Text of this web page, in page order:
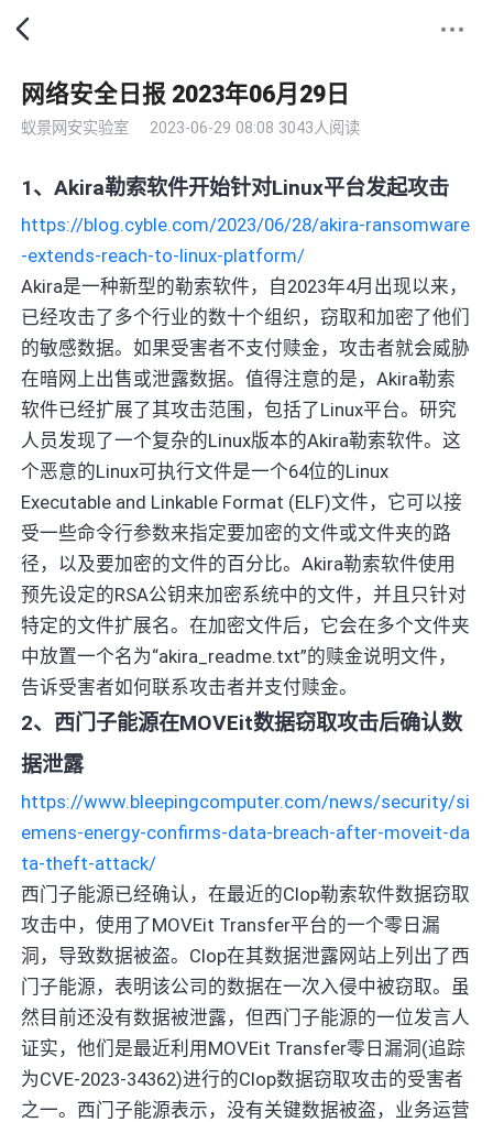
网络安全日报 2023年06月29日
蚁景网安实验室 2023-06-29 08:08 3043人阅读
1、Akira勒索软件开始针对Linux平台发起攻击
https://blog.cyble.com/2023/06/28/akira-ransomware
-extends-reach-to-linux-platform/
Akira是一种新型的勒索软件，自2023年4月出现以来，
已经攻击了多个行业的数十个组织，窃取和加密了他们
的敏感数据。如果受害者不支付赎金，攻击者就会威胁
在暗网上出售或泄露数据。值得注意的是，Akira勒索
软件已经扩展了其攻击范围，包括了Linux平台。研究
人员发现了一个复杂的Linux版本的Akira勒索软件。这
个恶意的Linux可执行文件是一个64位的Linux
Executable and Linkable Format (ELF)文件，它可以接
受一些命令行参数来指定要加密的文件或文件夹的路
径，以及要加密的文件的百分比。Akira勒索软件使用
预先设定的RSA公钥来加密系统中的文件，并且只针对
特定的文件扩展名。在加密文件后，它会在多个文件夹
中放置一个名为“akira_readme.txt”的赎金说明文件，
告诉受害者如何联系攻击者并支付赎金。
2、西门子能源在MOVEit数据窃取攻击后确认数
据泄露
https://www.bleepingcomputer.com/news/security/si
emens-energy-confirms-data-breach-after-moveit-da
ta-theft-attack/
西门子能源已经确认，在最近的Clop勒索软件数据窃取
攻击中，使用了MOVEit Transfer平台的一个零日漏
洞，导致数据被盗。Clop在其数据泄露网站上列出了西
门子能源，表明该公司的数据在一次入侵中被窃取。虽
然目前还没有数据被泄露，但西门子能源的一位发言人
证实，他们是最近利用MOVEit Transfer零日漏洞(追踪
为CVE-2023-34362)进行的Clop数据窃取攻击的受害者
之一。西门子能源表示，没有关键数据被盗，业务运营